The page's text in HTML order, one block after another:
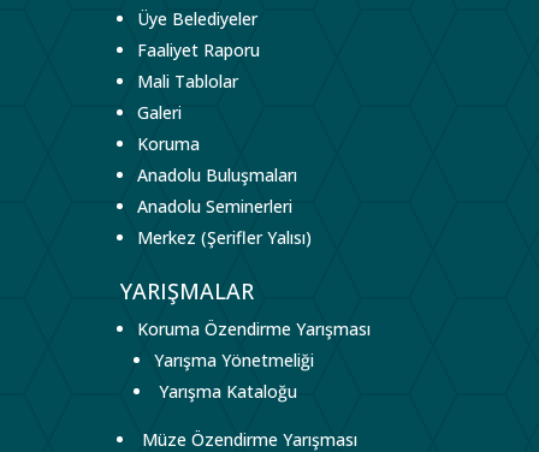
Üye Belediyeler
Faaliyet Raporu
Mali Tablolar
Galeri
Koruma
Anadolu Buluşmaları
Anadolu Seminerleri
Merkez (Şerifler Yalısı)
YARIŞMALAR
Koruma Özendirme Yarışması
Yarışma Yönetmeliği
Yarışma Kataloğu
Müze Özendirme Yarışması